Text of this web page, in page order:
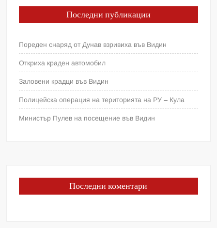
Последни публикации
Пореден снаряд от Дунав взривиха във Видин
Откриха краден автомобил
Заловени крадци във Видин
Полицейска операция на територията на РУ – Кула
Министър Пулев на посещение във Видин
Последни коментари